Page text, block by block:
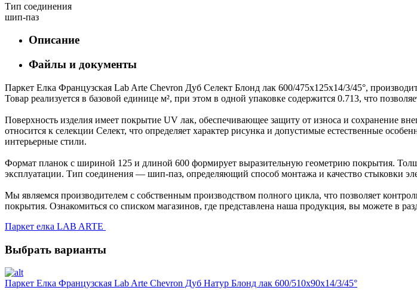
Тип соединения
шип-паз
Описание
Файлы и документы
Паркет Елка Французская Lab Arte Chevron Дуб Селект Блонд лак 600/475х125х14/3/45°,
Товар реализуется в базовой единице м², при этом в одной упаковке содержится 0.713, что
Поверхность изделия имеет покрытие UV лак, обеспечивающее защиту от износа и сохранение
относится к селекции Селект, что определяет характер рисунка и допустимые естественные
интерьерные стили.
Формат планок с шириной 125 и длиной 600 формирует выразительную геометрию покрытия.
эксплуатации. Тип соединения — шип-паз, определяющий способ монтажа и качество стыковки
Мы являемся производителем с собственным производством полного цикла, что позволяет
покрытия. Ознакомиться со списком магазинов, где представлена наша продукция, вы можете в
Паркет елка LAB ARTE
Выбрать варианты
Паркет Елка Французская Lab Arte Chevron Дуб Натур Блонд лак 600/510х90х14/3/45°